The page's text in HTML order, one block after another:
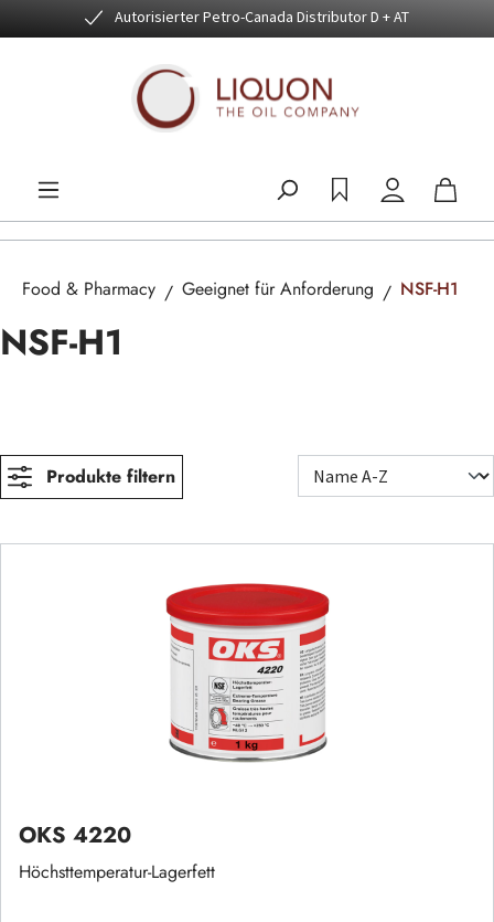
Zum Hauptinhalt springenAutorisierter Petro-Canada Distributor D + AT
Food & Pharmacy Geeignet für Anforderung NSF-H1
NSF-H1
Produkte filtern
OKS 4220
Höchsttemperatur-Lagerfett